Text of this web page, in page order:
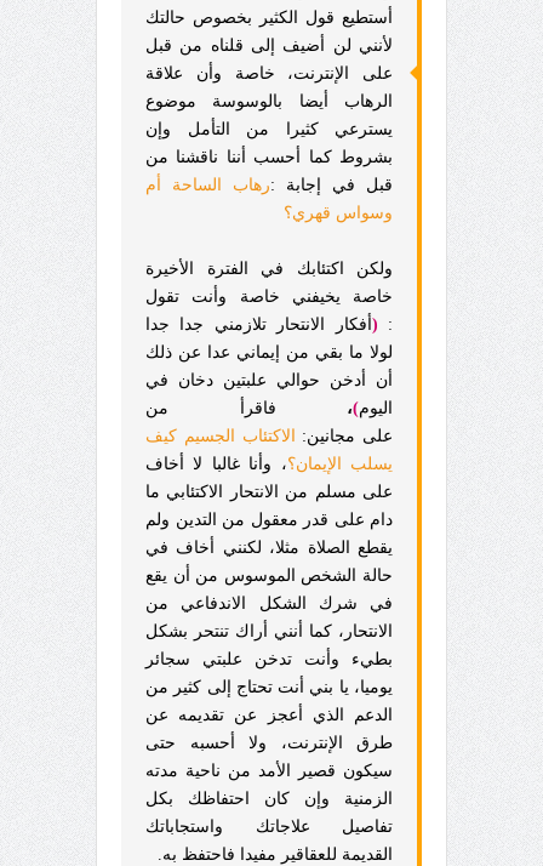
أستطيع قول الكثير بخصوص حالتك
لأنني لن أضيف إلى قلناه من قبل
على الإنترنت، خاصة وأن علاقة
الرهاب أيضا بالوسوسة موضوع
يسترعي كثيرا من التأمل وإن
بشروط كما أحسب أننا ناقشنا من
قبل في إجابة :رهاب الساحة أم
وسواس قهري؟
ولكن اكتئابك في الفترة الأخيرة
خاصة يخيفني خاصة وأنت تقول
:
( فكار الانتحار تلازمني جدا جدا
لولا ما بقي من إيماني عدا عن ذلك
أن أدخن حوالي علبتين دخان في
اليوم)، فاقرأ من
على مجانين:
الاكتئاب الجسيم كيف
يسلب الإيمان؟، وأنا غالبا لا أخاف
على مسلم من الانتحار الاكتئابي ما
دام على قدر معقول من التدين ولم
يقطع الصلاة مثلا، لكنني أخاف في
حالة الشخص الموسوس من أن يقع
في شرك الشكل الاندفاعي من
الانتحار، كما أنني أراك تنتحر بشكل
بطيء وأنت تدخن علبتي سجائر
يوميا، يا بني أنت تحتاج إلى كثير من
الدعم الذي أعجز عن تقديمه عن
طرق الإنترنت، ولا أحسبه حتى
سيكون قصير الأمد من ناحية مدته
الزمنية وإن كان احتفاظك بكل
تفاصيل علاجاتك واستجاباتك
القديمة للعقاقير مفيدا فاحتفظ به.